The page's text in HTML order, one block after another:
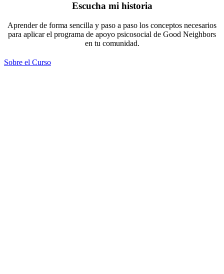
Escucha mi historia
Aprender de forma sencilla y paso a paso los conceptos necesarios
para aplicar el programa de apoyo psicosocial de Good Neighbors
en tu comunidad.
Sobre el Curso